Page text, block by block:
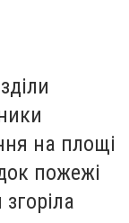
на площі
пожежі